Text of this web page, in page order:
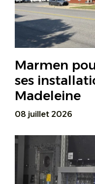
Marmen
ses
Madeleine
08 juillet 2026